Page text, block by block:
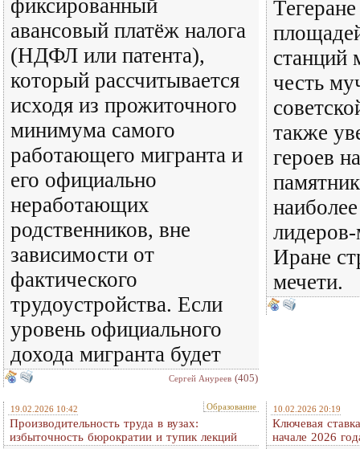
фиксированный
авансовый платёж налога
(НДФЛ или патента),
который рассчитывается
исходя из прожиточного
минимума самого
работающего мигранта и
его официально
неработающих
родственников, вне
зависимости от
фактического
трудоустройства. Если
уровень официального
дохода мигранта будет
Сергей Ануреев (405)
станций
честь
также
героев
Иране
мечети.
19.02.2026 10:42 Образование
Производительность труда в вузах:
избыточность бюрократии и тупик лекций
10.02.2026 20:19
Ключевая
начале 2026